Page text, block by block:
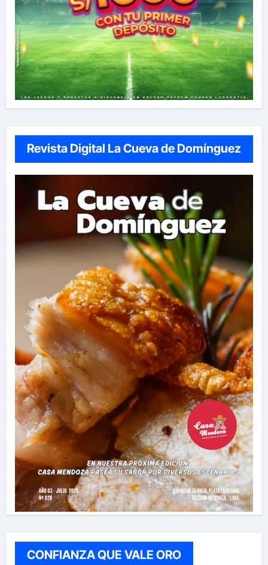
Revista Digital La Cueva de Domínguez
CONFIANZA QUE VALE ORO